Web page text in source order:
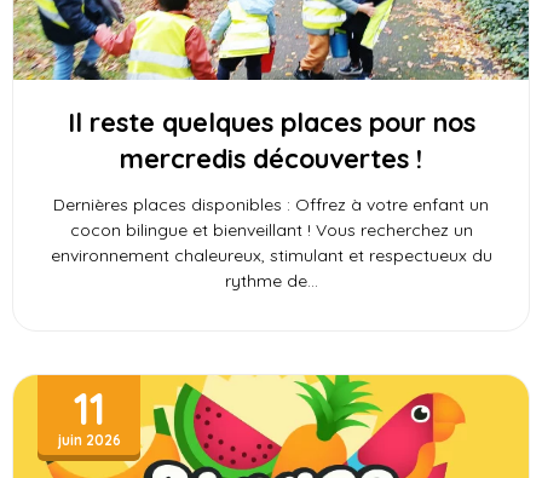
Il reste quelques places pour nos
mercredis découvertes !
Dernières places disponibles : Offrez à votre enfant un
cocon bilingue et bienveillant ! Vous recherchez un
environnement chaleureux, stimulant et respectueux du
rythme de
11
juin 2026